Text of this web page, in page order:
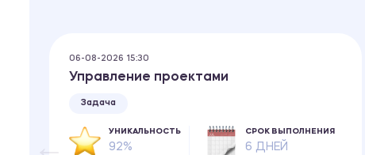
06-08-2026 15:30
Управление проектами
Задача
УНИКАЛЬНОСТЬ
92%
СРОК ВЫПОЛНЕНИЯ
6 ДНЕЙ